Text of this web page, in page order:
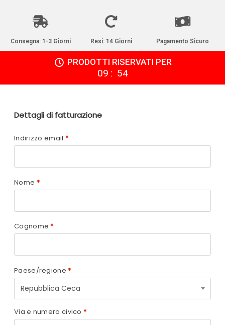
Consegna: 1-3 Giorni Resi: 14 Giorni Pagamento Sicuro
PRODOTTI RISERVATI PER
09 : 54
Dettagli di fatturazione
Indirizzo email *
Nome *
Cognome*
Paese/regione*
Repubblica Ceca
Via e numero civico *